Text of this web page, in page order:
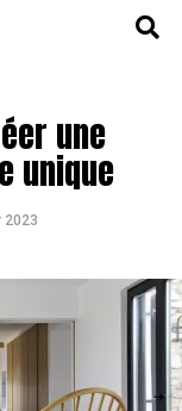
une
unique
2023